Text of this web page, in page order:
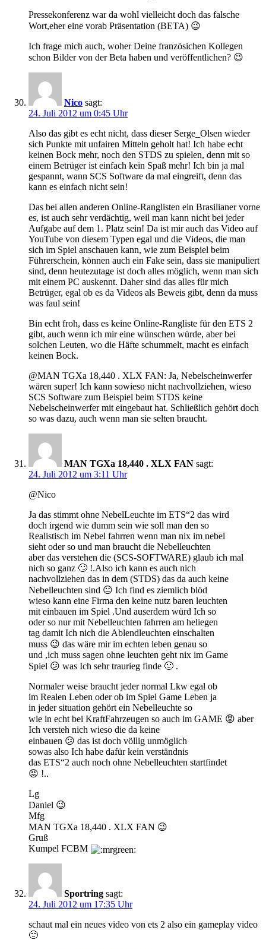
Pressekonferenz war da wohl vielleicht doch das falsche
Wort,eher eine vorab Präsentation (BETA) 😉
Ich frage mich auch, woher Deine französichen Kollegen
schon Bilder von der Beta haben und veröffentlichen? 😉
Nico sagt:
24. Juli 2012 um 0:45 Uhr
Also das gibt es echt nicht, dass dieser Serge_Olsen wieder
sich Punkte mit unfairen Mitteln geholt hat! Ich habe echt
keinen Bock mehr, noch den STDS zu spielen, denn mit so
einem Betrüger ist einfach kein Spaß mehr! Ich bin ja mal
gespannt, wann SCS Software da mal eingreift, denn das
kann es einfach nicht sein!
Das bei allen anderen Online-Ranglisten ein Brasilianer vorne
es, ist auch sehr verdächtig, weil man kann nicht bei jeder
Aufgabe auf dem 1. Platz sein! Da ist mir auch das Video auf
YouTube von diesem Typen egal und die Videos, die man
sich im Spiel anschauen kann, wie zum Beispiel beim
Führerschein, können auch ein Fake sein, dass sie manipuliert
sind, denn heutezutage ist doch alles möglich, wenn man sich
mit einem PC auskennt. Daher sind das alles für mich
Betrüger, egal ob es da Videos als Beweis gibt, denn da muss
was faul sein!
Bin echt froh, dass es keine Online-Rangliste für den ETS 2
gibt, auch wenn ich mir eine wünschen würde, aber bei
solchen Leuten, wo die Häfte schummelt, macht es einfach
keinen Bock.
@MAN TGXa 18,440 . XLX FAN: Ja, Nebelscheinwerfer
wären super! Ich kann sowieso nicht nachvollziehen, wieso
SCS Software zum Beispiel beim STDS keine
Nebelscheinwerfer mit eingebaut hat. Schließlich gehört doch
so was dazu, auch wenn man sie selten braucht.
MAN TGXa 18,440 . XLX FAN sagt:
24. Juli 2012 um 3:11 Uhr
@Nico
Ja das stimmt ohne NebelLeuchte im ETS“2 das wird
doch irgend wie dumm sein wie soll man den so
Realistisch im Nebel fahrren wenn man nix im nebel
sieht oder so und man braucht die Nebelleuchten
aber das verstehen die (SCS-SOFTWARE) glaub ich mal
nich so ganz 🙄 !.Also ich kann es auch nich
nachvollziehen das in dem (STDS) das da auch keine
Nebelleuchten sind 😐 Ich find es ziemlich blöd
wieso kann eine Firma den keine nutz baren leuchten
mit einbauen im Spiel .Und auserdem würd Ich so
oder so nur mit Nebelleuchten fahrren am heliegen
tag damit Ich nich die Ablendleuchten einschalten
muss 😉 das wäre mir im echten leben genau so
und ,ich muss sagen ohne leuchten geht nix im Game
Spiel 😕 was Ich sehr traurieg finde 🙁 .
Normaler weise braucht jeder normal Lkw egal ob
im Realen Leben oder ob im Spiel Game Leben ja
in jeder situation gehört ein Nebelleuchte so
wie in echt bei KraftFahrzeugen so auch im GAME 😡 aber
Ich versteh nich wieso die da keine
einbauen 😕 das ist doch völlig unmöglich
sowas also Ich habe dafür kein verständnis
das ETS“2 auch noch ohne Nebelleuchten startfindet
😡 !..
Lg
Daniel 😉
Mfg
MAN TGXa 18,440 . XLX FAN 😉
Gruß
Kumpel FCBM
Sportring sagt:
24. Juli 2012 um 17:35 Uhr
schaut mal ein neues video von ets 2 also ein gameplay video
🙂